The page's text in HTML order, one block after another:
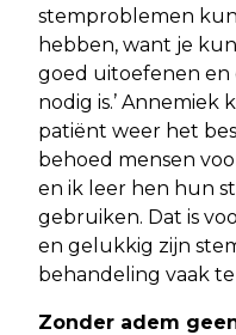
stemproblemen
hebben, want je
goed uitoefenen en
nodig is.’ Annemiek
patiënt weer het
behoed mensen
en ik leer hen hun
gebruiken. Dat is
en gelukkig zijn
behandeling vaak
Zonder adem